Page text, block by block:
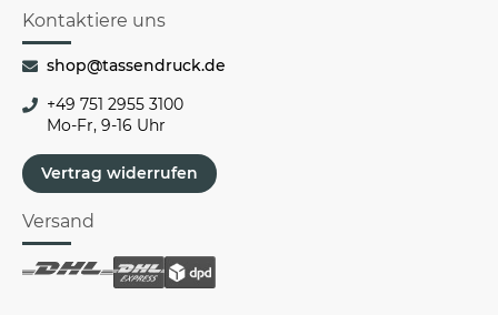
Kontaktiere uns
shop@tassendruck.de
+49 751 2955 3100
Mo-Fr, 9-16 Uhr
Vertrag widerrufen
Versand